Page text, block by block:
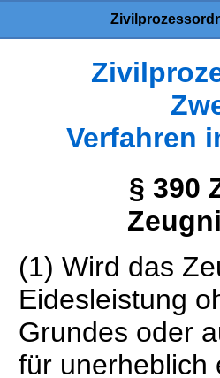
Verfahren
§ 390
(1) Wird das
Eidesleistung
Grundes oder
für unerheblich